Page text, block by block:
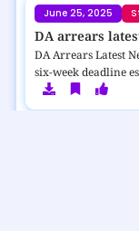
June 25, 2025
DA arrears
DA Arrears Latest
six-week deadline